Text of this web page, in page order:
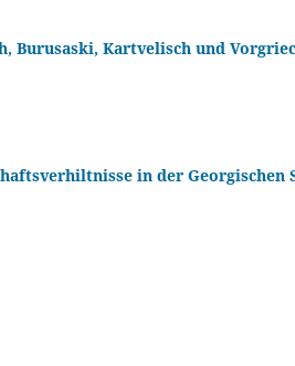
Burusaski, Kartvelisch und
in der